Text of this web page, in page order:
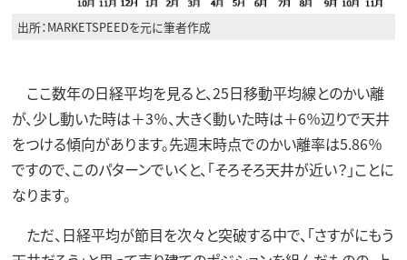
出所：MARKETSPEEDを元に筆者作成
ここ数年の日経平均を見ると、25日移動平均線とのかい離
が、少し動いた時は＋3％、大きく動いた時は＋6％辺りで天井
をつける傾向があります。先週末時点でのかい離率は5.86％
ですので、このパターンでいくと、「そろそろ天井が近い？」ことに
なります。
ただ、日経平均が節目を次々と突破する中で、「さすがにもう